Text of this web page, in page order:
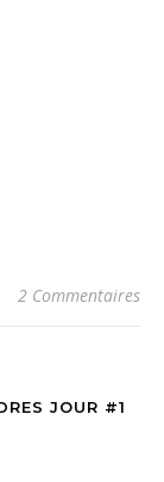
2 Commentaires
JOUR #1